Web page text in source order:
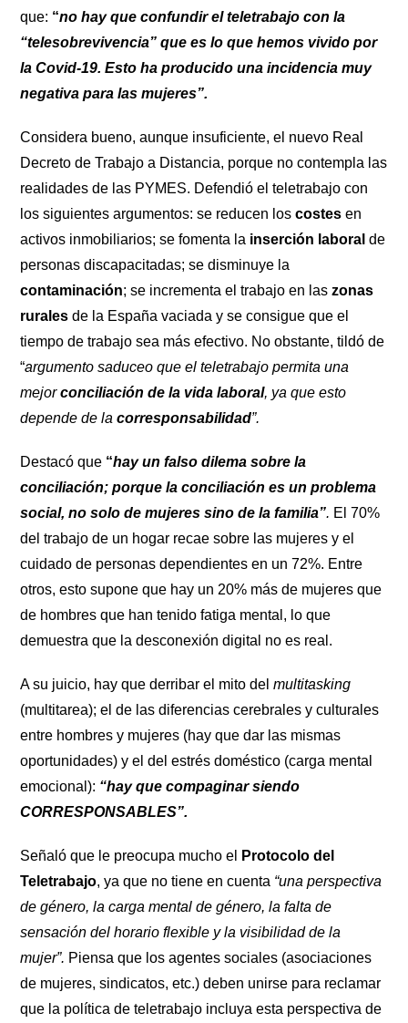
que: “no hay que confundir el teletrabajo con la
“telesobrevivencia” que es lo que hemos vivido por
laCovid-19. Esto ha producido una incidencia muy
negativa para las mujeres”.
Considera bueno, aunque insuficiente, el nuevo Real
Decreto de Trabajo a Distancia, porque no contempla las
realidades de las PYMES. Defendió el teletrabajo con
los siguientes argumentos: se reducen loscostes en
activos inmobiliarios; se fomenta la inserción laboral de
personas discapacitadas; se disminuye la
contaminación; se incrementa el trabajo en laszonas
rurales de la España vaciada y se consigue que el
tiempo de trabajo sea más efectivo. No obstante, tildó de
“argumento saduceo que el teletrabajo permita una
mejorconciliación de la vida laboral, ya que esto
depende de lacorresponsabilidad”.
Destacó que “hay un falso dilema sobre la
conciliación; porque la conciliación es un problema
social, no solo de mujeres sino de la familia”. El 70%
del trabajo de un hogar recae sobre las mujeres y el
cuidado de personas dependientes en un 72%. Entre
otros, esto supone que hay un 20% más de mujeres que
de hombres que han tenido fatiga mental, lo que
demuestra que la desconexión digital no es real.
A su juicio, hay que derribar el mito delmultitasking
(multitarea); el de las diferencias cerebrales y culturales
entre hombres y mujeres (hay que dar las mismas
oportunidades) y el del estrés doméstico (carga mental
emocional): “hay que compaginar siendo
CORRESPONSABLES”.
Señaló que le preocupa mucho el
Protocolo del
Teletrabajo, ya que no tiene en cuenta “una perspectiva
de género, la carga mental de género, la falta de
sensación del horario flexible y la visibilidad de la
mujer”. Piensa que los agentes sociales (asociaciones
de mujeres, sindicatos, etc.) deben unirse para reclamar
que la política de teletrabajo incluya esta perspectiva de